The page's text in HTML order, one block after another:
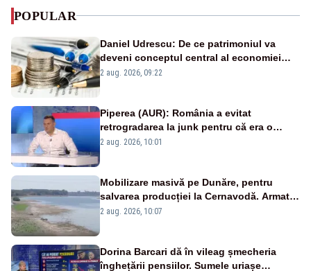
POPULAR
Daniel Udrescu: De ce patrimoniul va
deveni conceptul central al economiei
viitoare?
2 aug. 2026, 09:22
Piperea (AUR): România a evitat
retrogradarea la junk pentru că era o
catastrofă pentru bănci și fondurile de
2 aug. 2026, 10:01
Mobilizare masivă pe Dunăre, pentru
salvarea producției la Cernavodă. Armata
va detona o stâncă și va devia apa
2 aug. 2026, 10:07
Dorina Barcari dă în vileag șmecheria
înghețării pensiilor. Sumele uriașe